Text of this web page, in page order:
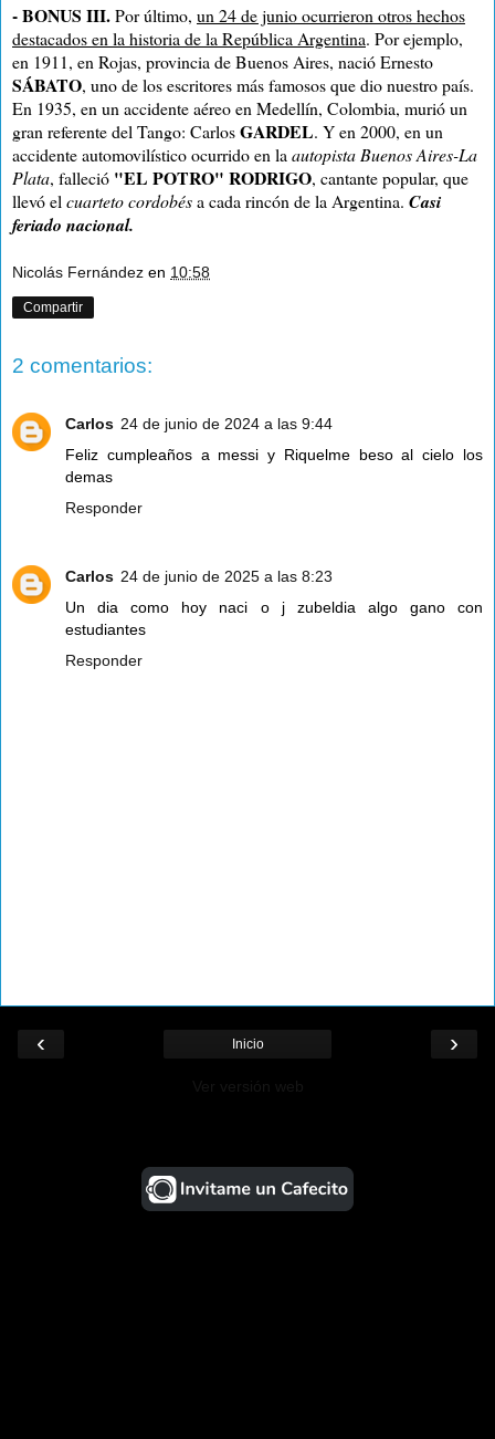
-BONUS III.Por último, un 24 de junio ocurrieron otros hechos
destacados en la historia de la República Argentina. Por ejemplo,
en 1911, en Rojas, provincia de Buenos Aires, nació Ernesto
SÁBATO, uno de los escritores más famosos que dio nuestro país.
En 1935, en un accidente aéreo en Medellín, Colombia, murió un
gran referente del Tango: CarlosGARDEL. Y en 2000, en un
accidente automovilístico ocurrido en la autopista Buenos Aires-La
Plata, falleció "EL POTRO" RODRIGO, cantante popular, que
llevó el cuarteto cordobésa cada rincón de la Argentina. Casi
feriado nacional.
Nicolás Fernández en 10:58
Compartir
2 comentarios:
Carlos 24 de junio de 2024 a las 9:44
Feliz cumpleaños a messi y Riquelme beso al cielo los
demas
Responder
Carlos 24 de junio de 2025 a las 8:23
Un dia como hoy naci o j zubeldia algo gano con
estudiantes
Responder
‹ ›
Inicio